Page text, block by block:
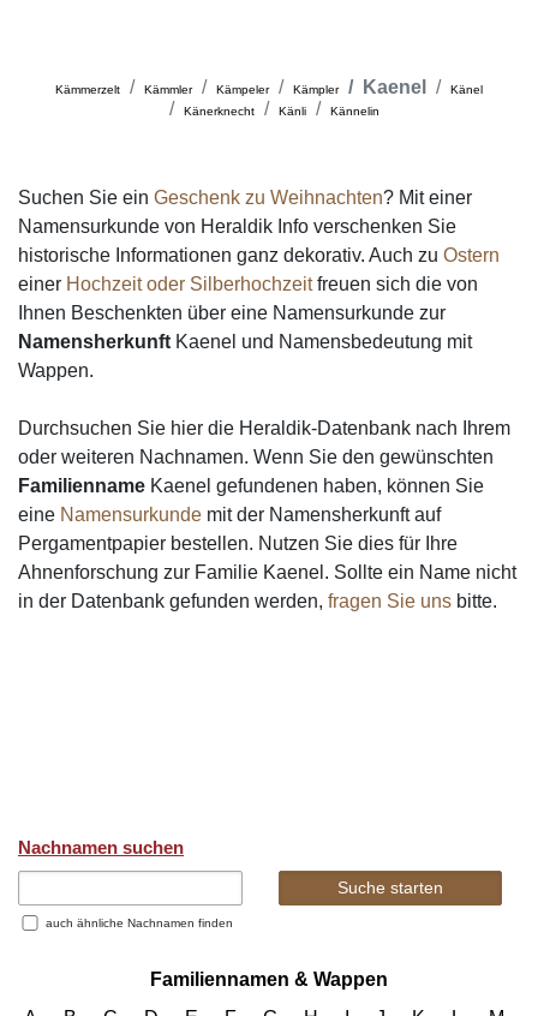
Kämmerzelt Kämmler Kämpeler Kämpler Kaenel
Känel
Känerknecht
Känli Kännelin
Suchen Sie ein Geschenk zu Weihnachten? Mit einer
Namensurkunde von Heraldik Info verschenken Sie
historische Informationen ganz dekorativ. Auch zu Ostern
einer Hochzeit oder Silberhochzeitfreuen sich die von
Ihnen Beschenkten über eine Namensurkunde zur
Namensherkunft Kaenel und Namensbedeutung mit
Wappen.
Durchsuchen Sie hier die Heraldik-Datenbank nach Ihrem
oder weiteren Nachnamen. Wenn Sie den gewünschten
Familienname Kaenel gefundenen haben, können Sie
eine Namensurkunde mit der Namensherkunft auf
Pergamentpapier bestellen. Nutzen Sie dies für Ihre
Ahnenforschung zur Familie Kaenel. Sollte ein Name nicht
in der Datenbank gefunden werden, fragen Sie uns bitte.
Nachnamen suchen
auch ähnliche Nachnamen finden
Familiennamen & Wappen